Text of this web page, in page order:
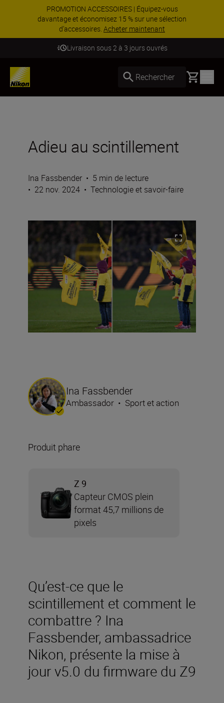
PROMOTION ACCESSOIRES | Équipez-vous
davantage et économisez 15 % sur une sélection
d’accessoires. Acheter maintenant
Livraison sous 2 à 3 jours ouvrés
Rechercher Basket
Adieu au scintillement
Ina Fassbender • 5 min de lecture
• 22 nov. 2024 • Technologie et savoir-faire
Qu’est-ce que le
scintillement et comment le
combattre ? Ina
Fassbender, ambassadrice
Nikon, présente la mise à
jour v5.0 du firmware du Z9
Ina Fassbender
Ambassador • Sport et action
Produit phare
Z 9
Capteur CMOS plein
format 45,7 millions de
pixels